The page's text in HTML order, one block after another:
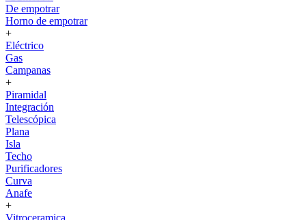
De empotrar
Horno de empotrar
+
Eléctrico
Gas
Campanas
+
Piramidal
Integración
Telescópica
Plana
Isla
Techo
Purificadores
Curva
Anafe
+
Vitroceramica